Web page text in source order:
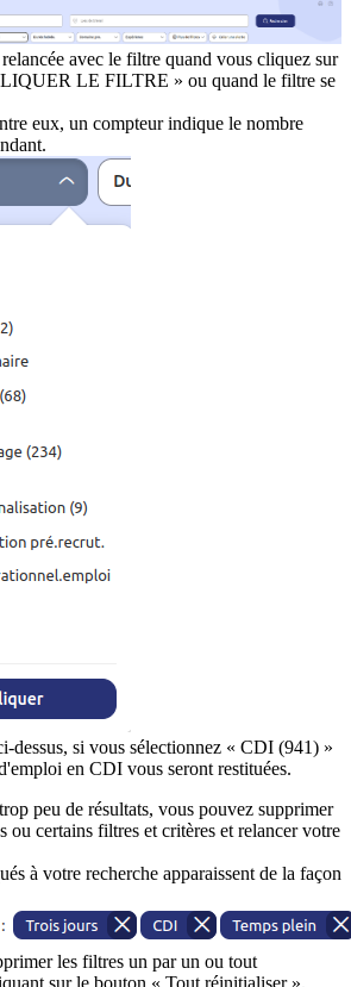
avec le filtre quand vous cliquez sur
LE FILTRE » ou quand le filtre se
eux, un compteur indique le nombre
dessus, si vous sélectionnez « CDI (941) »
en CDI vous seront restituées.
peu de résultats, vous pouvez supprimer
ou certains filtres et critères et relancer votre
à votre recherche apparaissent de la façon
les filtres un par un ou tout
sur le bouton « Tout réinitialiser ».